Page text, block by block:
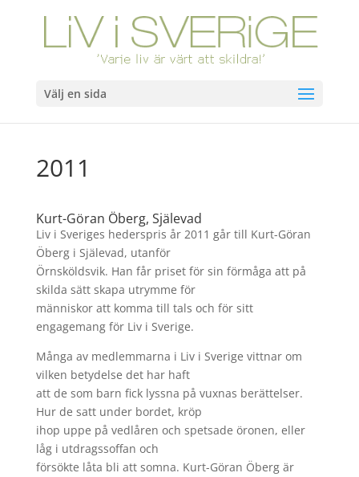
Välj en sida
2011
Kurt-Göran Öberg, Själevad
Liv i Sveriges hederspris år 2011 går till Kurt-Göran
Öberg i Själevad, utanför
Örnsköldsvik. Han får priset för sin förmåga att på
skilda sätt skapa utrymme för
människor att komma till tals och för sitt
engagemang för Liv i Sverige.
Många av medlemmarna i Liv i Sverige vittnar om
vilken betydelse det har haft
att de som barn fick lyssna på vuxnas berättelser.
Hur de satt under bordet, kröp
ihop uppe på vedlåren och spetsade öronen, eller
låg i utdragssoffan och
försökte låta bli att somna. Kurt-Göran Öberg är